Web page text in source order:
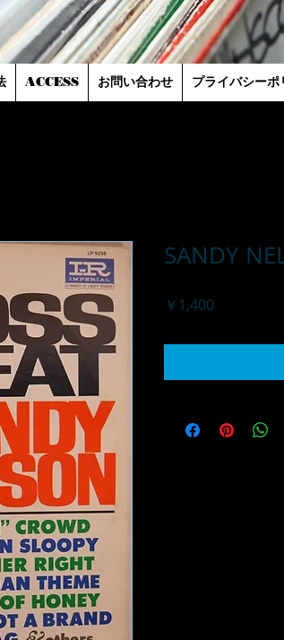
ACCESS お問い合わせ プライバシーポ
SANDY
￥1,400価